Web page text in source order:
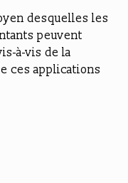
desquelles les
peuvent
à-vis de la
ces applications